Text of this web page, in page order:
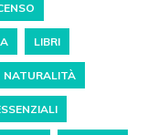
LIBRI
NATURALITÀ